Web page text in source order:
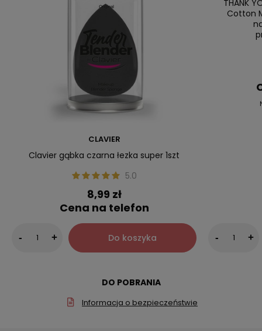
CLAVIER
Clavier gąbka czarna łezka super 1szt
5.0
8,99 zł
Cena na telefon
- + Do koszyka
THANK
Cotton
- +
DO POBRANIA
Informacja o bezpieczeństwie